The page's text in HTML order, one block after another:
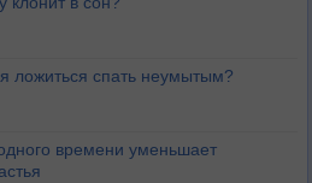
ложиться спать неумытым?
времени уменьшает